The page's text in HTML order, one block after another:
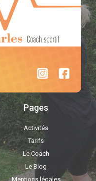
Pages
Activités
Tarifs
Le Coach
Le Blog
Mentions légales